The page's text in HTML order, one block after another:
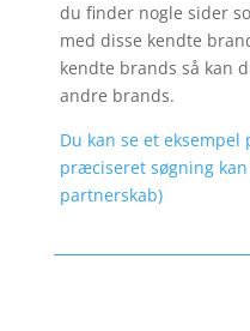
du finder nogle sider
med disse kendte
kendte brands så kan
andre brands.
Du kan se et eksempel
præciseret søgning
partnerskab)